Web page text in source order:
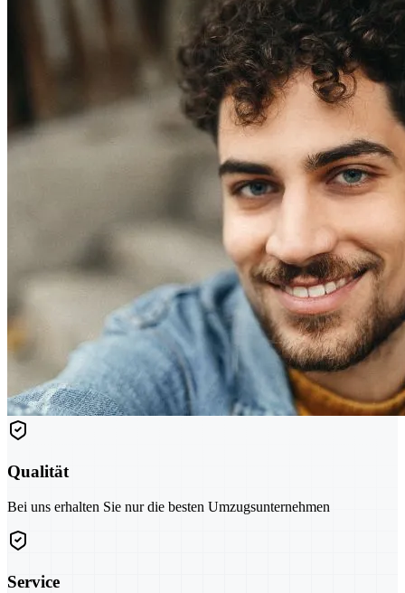
Qualität
Bei uns erhalten Sie nur die besten Umzugsunternehmen
Service